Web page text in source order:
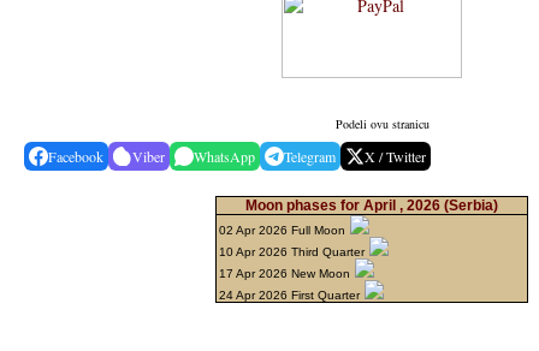
Podeli ovu stranicu
Facebook Viber WhatsApp Telegram X / Twitter
Moon phases for April , 2026(Serbia)
02 Apr 2026 Full Moon
10 Apr 2026 Third Quarter
17 Apr 2026 New Moon
24 Apr 2026 First Quarter